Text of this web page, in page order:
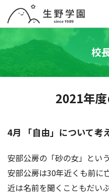
学校紹介
中学校
オープンスクール
保護者のみなさんへ
校
2021年
4月 「自由」について考
安部公房の「砂の女」とい
安部公房は30年近くも前に
近は名前を聞くこともだい